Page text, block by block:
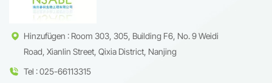
gleichzeitig durch die
Signalwegs den Muskelerhalt
ohne k&ouml;rperliche
Bet&auml;tigung
Hinzufügen : Room 303, 305, Building F6, No. 9 Weidi
Road, Xianlin Street, Qixia District, Nanjing
Tel : 025-66113315